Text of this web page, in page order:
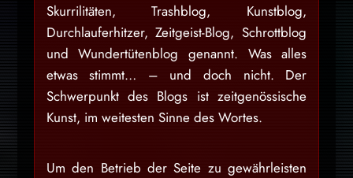
Skurrilitäten, Trashblog, Kunstblog,
Durchlauferhitzer, Zeitgeist-Blog, Schrottblog
und Wundertütenblog genannt. Was alles
etwas stimmt… – und doch nicht. Der
Schwerpunkt des Blogs ist zeitgenössische
Kunst, im weitesten Sinne des Wortes.
Um den Betrieb der Seite zu gewährleisten